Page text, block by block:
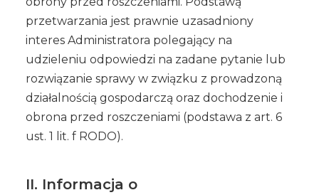
przetwarzania jest prawnie uzasadniony
interes Administratora polegający na
udzieleniu odpowiedzi na zadane pytanie lub
rozwiązanie sprawy w związku z prowadzoną
działalnością gospodarczą oraz dochodzenie i
obrona przed roszczeniami (podstawa z art. 6
ust. 1 lit. f RODO).
II. Informacja o